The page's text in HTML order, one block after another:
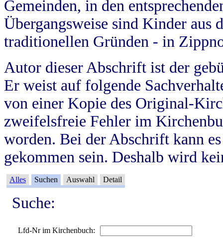
Gemeinden, in den
Übergangsweise sind Kinder aus
traditionellen Gründen - in
Autor dieser Abschrift ist der
Er weist auf folgende
von einer Kopie des Original-
zweifelsfreie Fehler im
worden. Bei der Abschrift kann
gekommen sein. Deshalb wird
Alles Suchen Auswahl Detail
Suche:
Lfd-Nr im Kirchenbuch: